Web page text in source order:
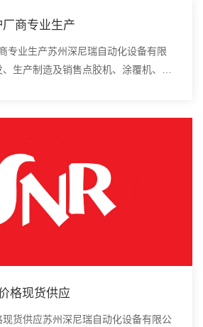
商专业生产
专业生产苏州深尼瑞自动化设备有限
生产制造及销售点胶机、涂覆机、全
格现货供应
货供应苏州深尼瑞自动化设备有限公